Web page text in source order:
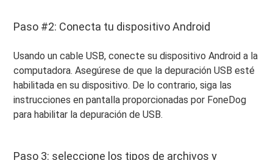
Paso #2: Conecta tu dispositivo Android
Usando un cable USB, conecte su dispositivo Android a la
computadora. Asegúrese de que la depuración USB esté
habilitada en su dispositivo. De lo contrario, siga las
instrucciones en pantalla proporcionadas por FoneDog
para habilitar la depuración de USB.
Paso 3: seleccione los tipos de archivos y